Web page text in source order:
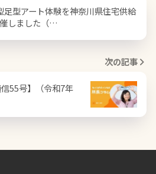
足型アート体験を神奈川県住宅供給
しました（…
次の記事
信55号】（令和7年